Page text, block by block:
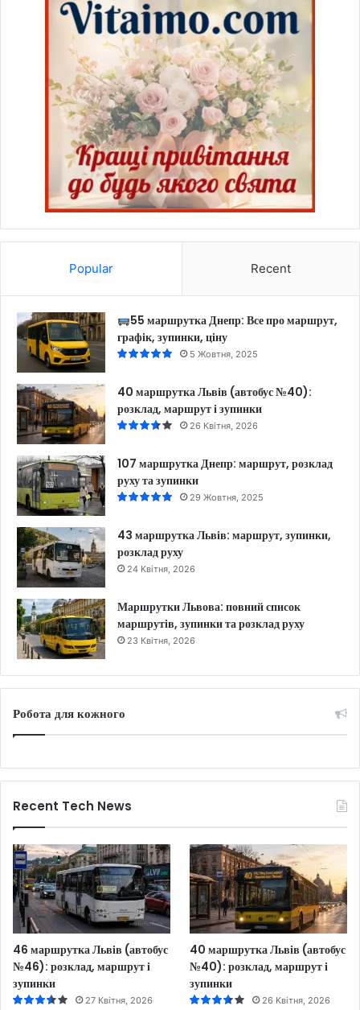
Popular Recent
55 маршрутка Днепр: Все про маршрут,
графік, зупинки, ціну
5 Жовтня, 2025
40 маршрутка Львів (автобус №40):
розклад, маршрут і зупинки
26 Квітня, 2026
107 маршрутка Днепр: маршрут, розклад
руху та зупинки
29 Жовтня, 2025
43 маршрутка Львів: маршрут, зупинки,
розклад руху
24 Квітня, 2026
Маршрутки Львова: повний список
маршрутів, зупинки та розклад руху
23 Квітня, 2026
Робота для кожного
Recent Tech News
46 маршрутка Львів (автобус
№46): розклад, маршрут і
зупинки
27 Квітня, 2026
40 маршрутка Львів (автобус
№40): розклад, маршрут і
зупинки
26 Квітня, 2026